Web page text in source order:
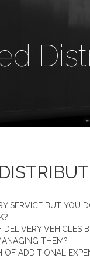
SERVICE BUT YOU
DELIVERY VEHICLES
THEM?
ADDITIONAL